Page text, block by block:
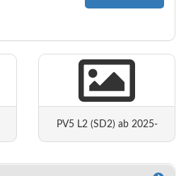
PV5 L2 (SD2) ab 2025-